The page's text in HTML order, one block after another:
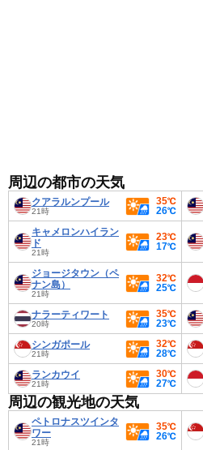
周辺の都市の天気
クアラルンプール
21時
35℃
26℃
キャメロンハイラン
ド
21時
23℃
17℃
ジョージタウン（ペ
ナン島）
21時
32℃
25℃
ナラーティワート
20時
35℃
23℃
シンガポール
21時
32℃
28℃
ランカウイ
21時
30℃
27℃
周辺の観光地の天気
ペトロナスツインタ
ワー
21時
35℃
26℃